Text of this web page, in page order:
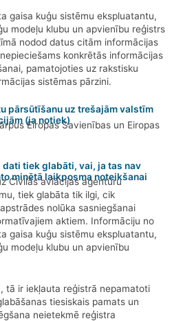
gaisa kuģu sistēmu ekspluatantu,
modeļu klubu un apvienību reģistrs
nodod datus citām informācijas
konkrētās informācijas
pamatojoties uz rakstisku
sistēmas pārzini.
pārsūtīšanu uz trešajām valstīm
(ja notiek)
Eiropas Savienības un Eiropas
tiek glabāti, vai, ja tas nav
minētā laikposma noteikšanai
Civilās aviācijas aģentūru
tiek glabāta tik ilgi, cik
nolūka sasniegšanai
aktiem. Informāciju no
gaisa kuģu sistēmu ekspluatantu,
modeļu klubu un apvienību
tā ir iekļauta reģistrā nepamatoti
tiesiskais pamats un
neietekmē reģistra